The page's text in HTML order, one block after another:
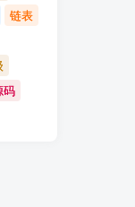
链表
码